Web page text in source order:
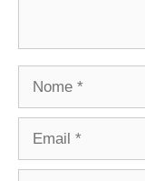
Nome
Email